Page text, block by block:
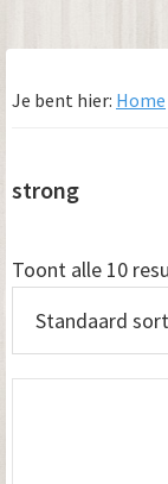
Je bent hier: Home
strong
Toont alle 10